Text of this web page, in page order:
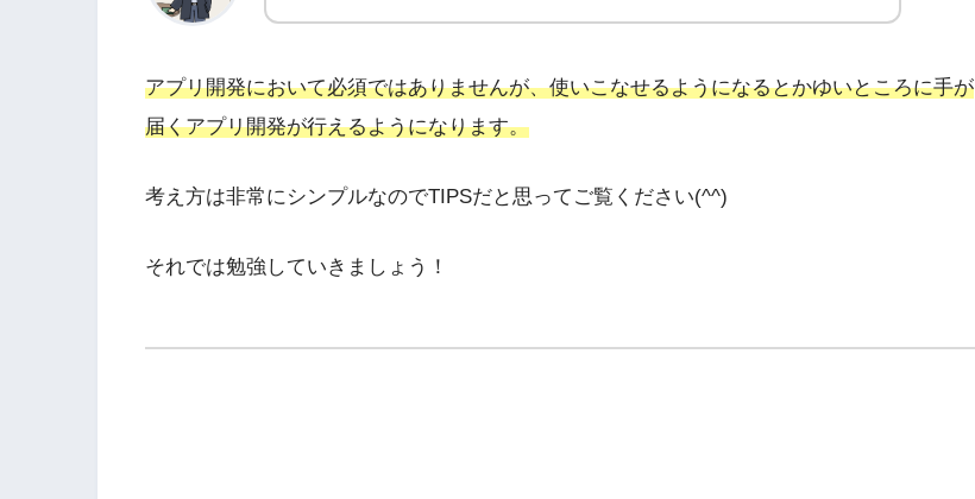
アプリ開発において必須ではありませんが、使いこなせるようになるとかゆいところに手が
届くアプリ開発が行えるようになります。
考え方は非常にシンプルなのでTIPSだと思ってご覧ください(^^)
それでは勉強していきましょう！